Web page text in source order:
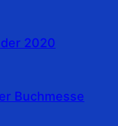
2020
Buchmesse